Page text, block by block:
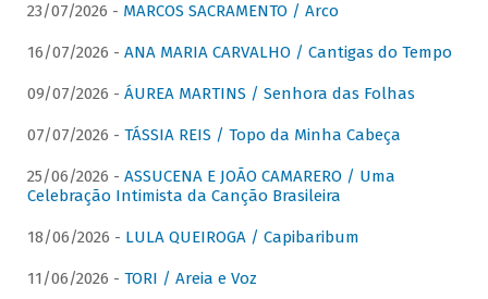
23/07/2026 - MARCOS SACRAMENTO / Arco
16/07/2026 - ANA MARIA CARVALHO / Cantigas do Tempo
09/07/2026 - ÁUREA MARTINS / Senhora das Folhas
07/07/2026 - TÁSSIA REIS / Topo da Minha Cabeça
25/06/2026 - ASSUCENA E JOÃO CAMARERO / Uma
Celebração Intimista da Canção Brasileira
18/06/2026 - LULA QUEIROGA / Capibaribum
11/06/2026 - TORI / Areia e Voz